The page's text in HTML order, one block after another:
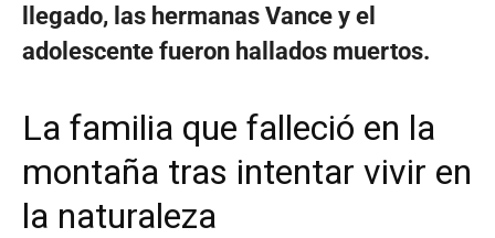
llegado, las hermanas Vance y el
adolescente fueron hallados muertos.
La familia que falleció en la
montaña tras intentar vivir en
la naturaleza